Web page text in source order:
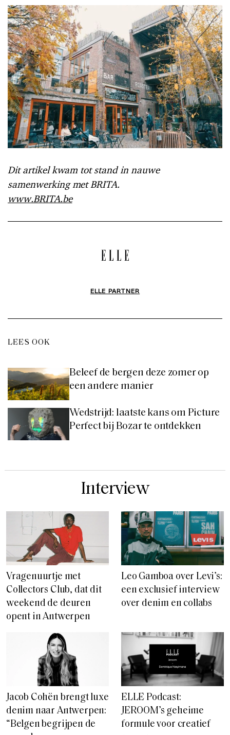
Dit artikel kwam tot stand in nauwe
samenwerking met BRITA.
www.BRITA.be
ELLE PARTNER
LEES OOK
Beleef de bergen deze zomer op
een andere manier
Wedstrijd: laatste kans om Picture
Perfect bij Bozar te ontdekken
Interview
Vragenuurtje met
Collectors Club, dat dit
weekend de deuren
opent in Antwerpen
Leo Gamboa over Levi’s:
een exclusief interview
over denim en collabs
Jacob Cohën brengt luxe
denim naar Antwerpen:
“Belgen begrijpen de
ELLE Podcast:
JEROOM’s geheime
formule voor creatief